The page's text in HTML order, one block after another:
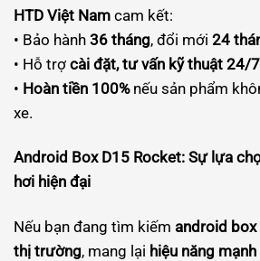
HTD Việt Nam cam kết:
• Bảo hành 36 tháng, đổi mới 24
• Hỗ trợ cài đặt, tư vấn kỹ thuật 24/
• Hoàn tiền 100%nếu sản phẩm
xe.
Android Box D15 Rocket: Sự lựa
hơi hiện đại
Nếu bạn đang tìm kiếm android
thị trường, mang lại hiệu năng